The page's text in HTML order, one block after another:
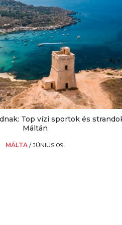
Top vízi sportok és
Máltán
MÁLTA /JÚNIUS 09.